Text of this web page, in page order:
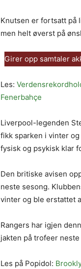
Knutsen er fortsatt på
men helt øverst på
Girer opp samtaler
Les:
Fenerbahçe
Liverpool-legenden
fikk sparken i vinter
fysisk og psykisk klar
Den britiske avisen
neste sesong.
vinter og ble erstattet
Rangers har igjen
jakten på trofeer neste
Les på Popidol: